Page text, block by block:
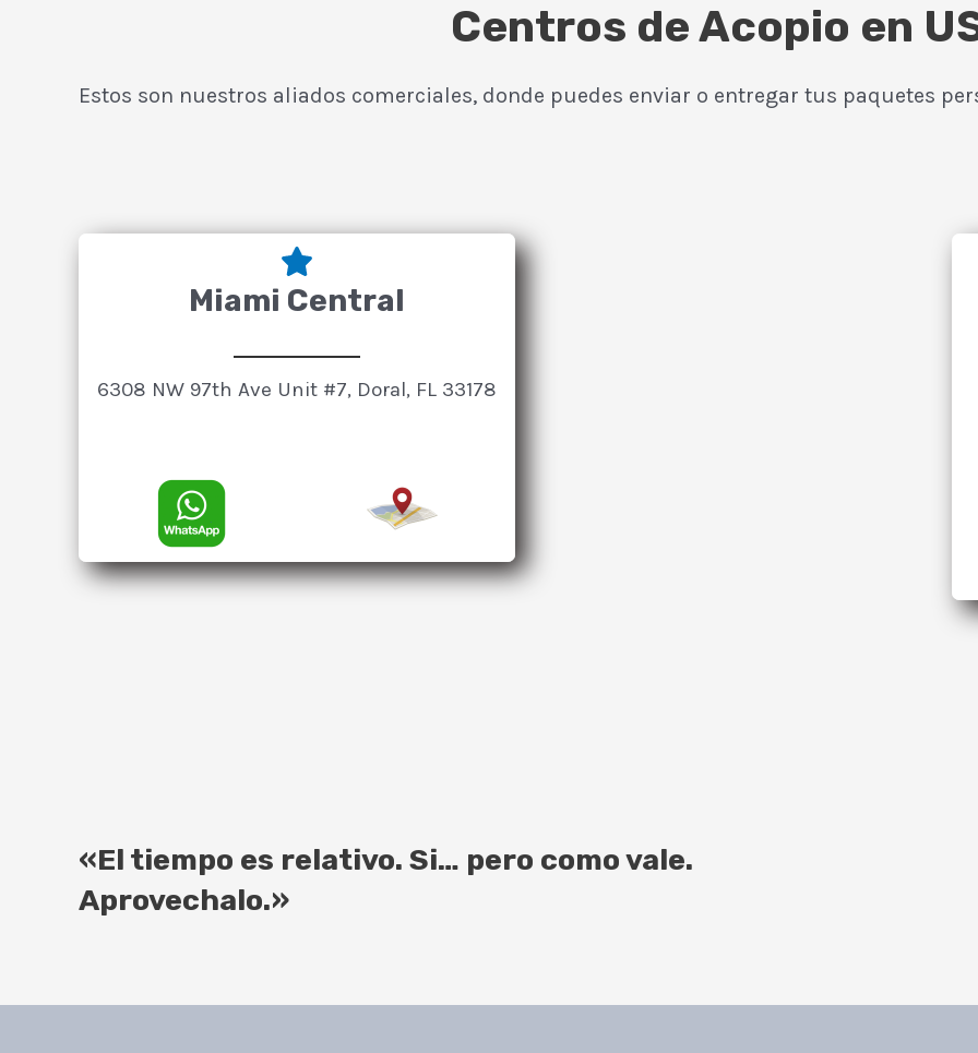
Centros de Acopio en
Estos son nuestros aliados comerciales, donde puedes enviar o entregar tus paquetes
Miami Central
6308 NW 97th Ave Unit #7, Doral, FL 33178
«El tiempo es relativo. Si… pero como vale.
Aprovechalo.»